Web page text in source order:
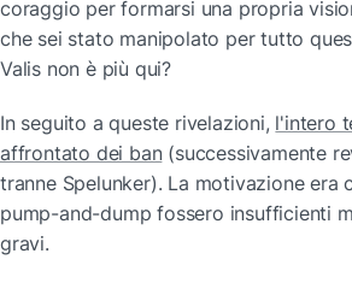
coraggio per formarsi una propria
che sei stato manipolato per tutto
Valis non è più qui?
In seguito a queste rivelazioni, l'intero
affrontato dei ban (successivamente
tranne Spelunker). La motivazione era
pump-and-dump fossero insufficienti
gravi.